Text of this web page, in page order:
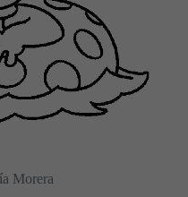
Morera